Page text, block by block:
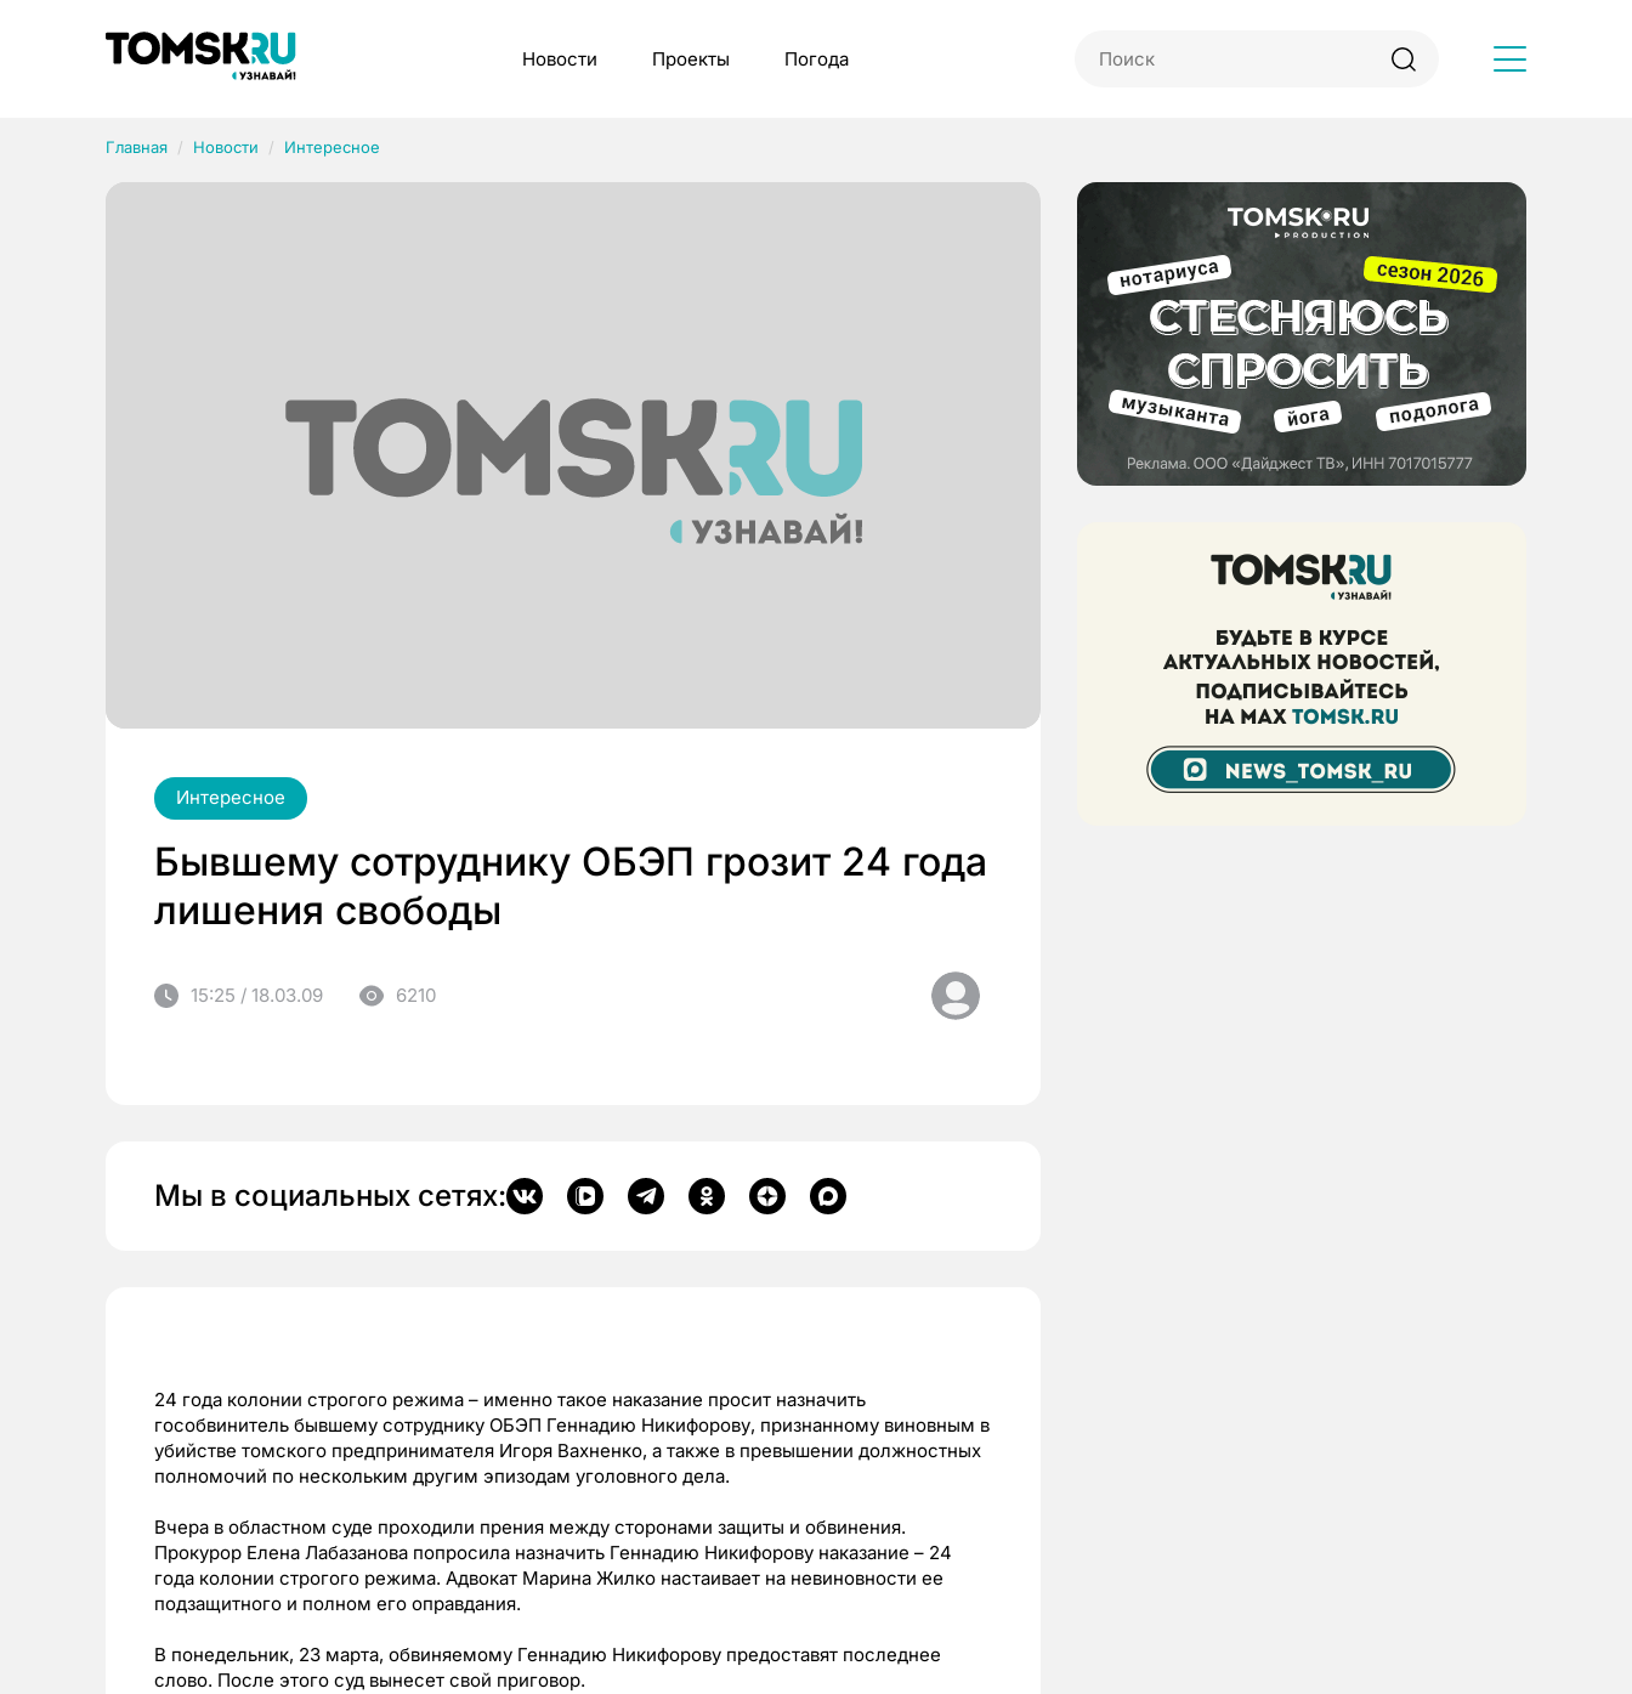
Новости Проекты Погода
Главная Новости Интересное
Интересное
Бывшему сотруднику ОБЭП грозит 24 года
лишения свободы
15:25 / 18.03.09 6210
Мы в социальных сетях:
24 года колонии строгого режима – именно такое наказание просит назначить
гособвинитель бывшему сотруднику ОБЭП Геннадию Никифорову, признанному виновным в
убийстве томского предпринимателя Игоря Вахненко, а также в превышении должностных
полномочий по нескольким другим эпизодам уголовного дела.
Вчера в областном суде проходили прения между сторонами защиты и обвинения.
Прокурор Елена Лабазанова попросила назначить Геннадию Никифорову наказание – 24
года колонии строгого режима. Адвокат Марина Жилко настаивает на невиновности ее
подзащитного и полном его оправдания.
В понедельник, 23 марта, обвиняемому Геннадию Никифорову предоставят последнее
слово. После этого суд вынесет свой приговор.
Рубрики